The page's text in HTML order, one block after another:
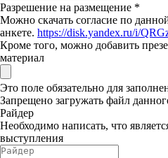
Разрешение на размещение *
Можно скачать согласие по
анкете. https://disk.yandex.ru/i/
Кроме того, можно добавить
материал
Это поле обязательно для
Запрещено загружать файл
Райдер
Необходимо написать, что
выступления